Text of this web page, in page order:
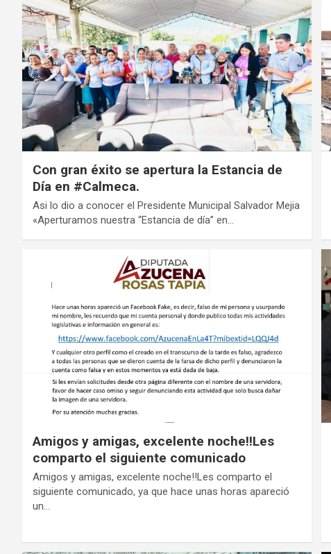
Con gran éxito se apertura la Estancia de
Día en #Calmeca.
Asi lo dio a conocer el Presidente Municipal Salvador Mejia
«Aperturamos nuestra “Estancia de día” en…
Amigos y amigas, excelente noche!!Les
comparto el siguiente comunicado
Amigos y amigas, excelente noche!!Les comparto el
siguiente comunicado, ya que hace unas horas apareció
un…